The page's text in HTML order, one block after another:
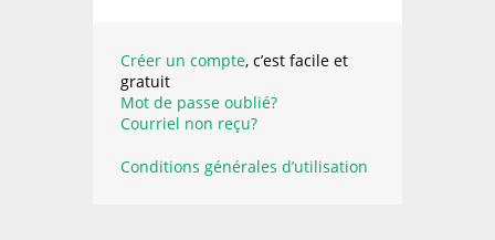
Créer un compte, c’est facile et
gratuit
Mot de passe oublié?
Courriel non reçu?
Conditions générales d’utilisation